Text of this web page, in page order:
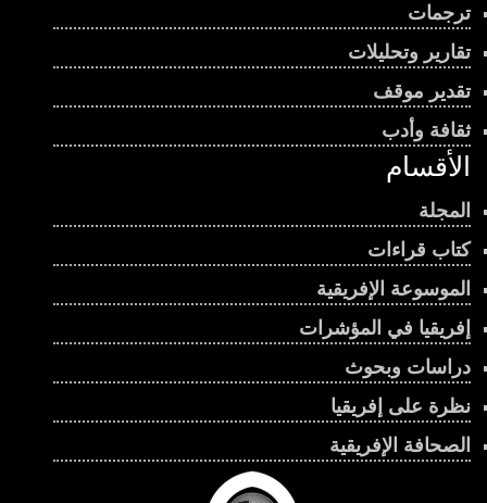
ترجمات
تقارير وتحليلات
تقدير موقف
ثقافة وأدب
الأقسام
المجلة
كتاب قراءات
الموسوعة الإفريقية
إفريقيا في المؤشرات
دراسات وبحوث
نظرة على إفريقيا
الصحافة الإفريقية